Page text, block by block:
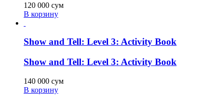
120 000 сум
В корзину
Show and Tell: Level 3: Activity Book
Show and Tell: Level 3: Activity Book
140 000 сум
В корзину